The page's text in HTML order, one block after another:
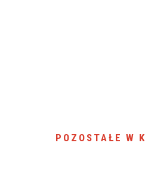
POZOSTAŁE W